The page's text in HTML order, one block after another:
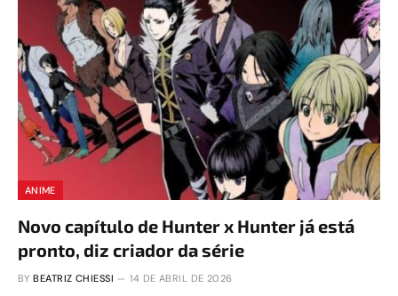
ANIME
Novo capítulo de Hunter x Hunter já está
pronto, diz criador da série
BY BEATRIZ CHIESSI 14 DE ABRIL DE 2026